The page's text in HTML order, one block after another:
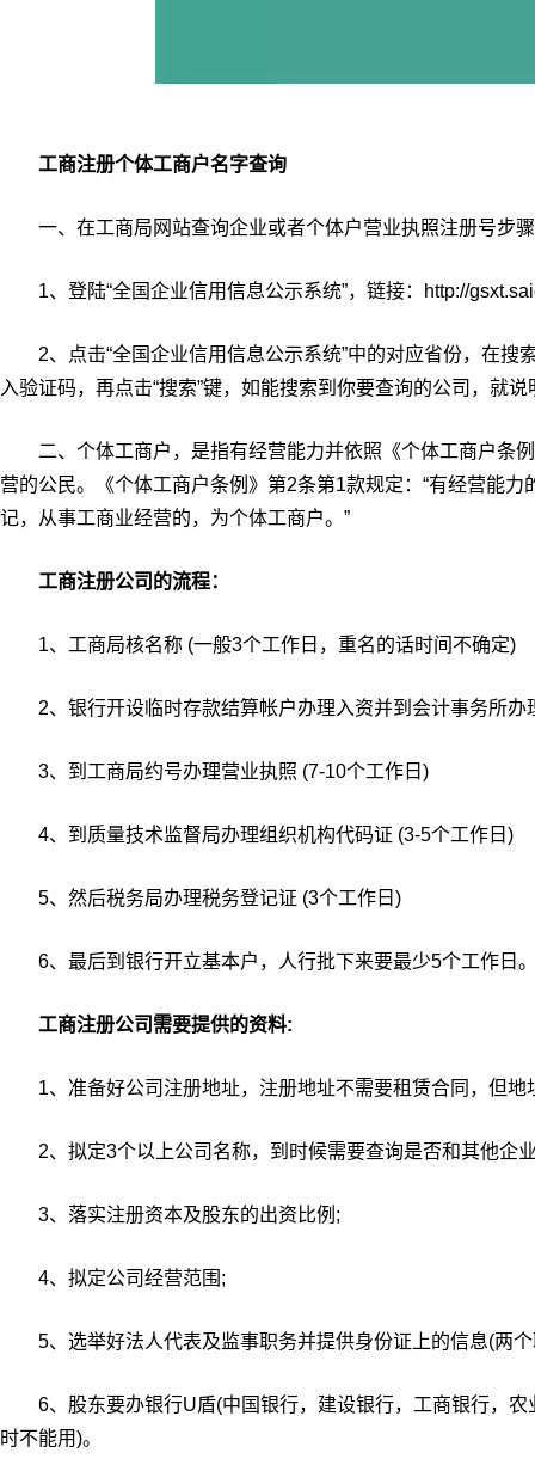
工商注册个体工商户名字查询
一、在工商局网站查询企业或者个体户营业执照注册号步
1、登陆“全国企业信用信息公示系统”，链接：http://
2、点击“全国企业信用信息公示系统”中的对应省份，在搜
入验证码，再点击“搜索”键，如能搜索到你要查询的公司，就
二、个体工商户，是指有经营能力并依照《个体工商户条
营的公民。《个体工商户条例》第2条第1款规定：“有经营能
记，从事工商业经营的，为个体工商户。”
工商注册公司的流程：
1、工商局核名称 (一般3个工作日，重名的话时间不确定)
2、银行开设临时存款结算帐户办理入资并到会计事务所办
3、到工商局约号办理营业执照 (7-10个工作日)
4、到质量技术监督局办理组织机构代码证 (3-5个工作日)
5、然后税务局办理税务登记证 (3个工作日)
6、最后到银行开立基本户，人行批下来要最少5个工作日
工商注册公司需要提供的资料:
1、准备好公司注册地址，注册地址不需要租赁合同，但地
2、拟定3个以上公司名称，到时候需要查询是否和其他企
3、落实注册资本及股东的出资比例;
4、拟定公司经营范围;
5、选举好法人代表及监事职务并提供身份证上的信息(两个
6、股东要办银行U盾(中国银行，建设银行，工商银行，农
时不能用)。